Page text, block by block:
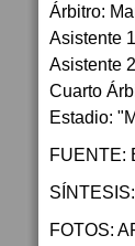
Árbitro:
Asistente
Asistente
Cuarto
Estadio:
FUENTE:
FOTOS: